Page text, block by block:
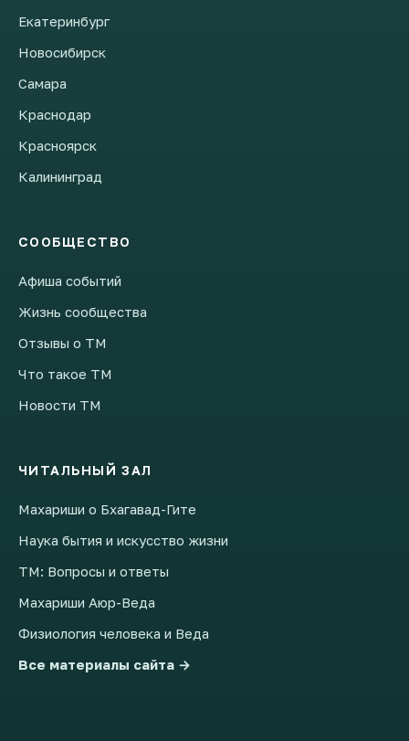
Екатеринбург
Новосибирск
Самара
Краснодар
Красноярск
Калининград
СООБЩЕСТВО
Афиша событий
Жизнь сообщества
Отзывы о ТМ
Что такое ТМ
Новости ТМ
ЧИТАЛЬНЫЙ ЗАЛ
Махариши о Бхагавад-Гите
Наука бытия и искусство жизни
ТМ: Вопросы и ответы
Махариши Аюр-Веда
Физиология человека и Веда
Все материалы сайта →